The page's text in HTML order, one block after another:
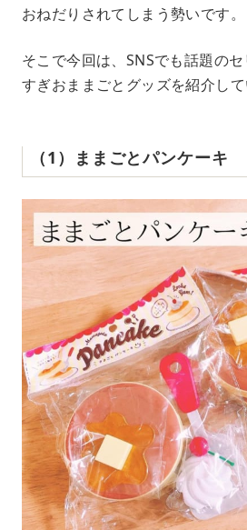
おねだりされてしまう勢いです。
そこで今回は、SNSでも話題の
すぎおままごとグッズを紹介し
（1）ままごとパンケーキ